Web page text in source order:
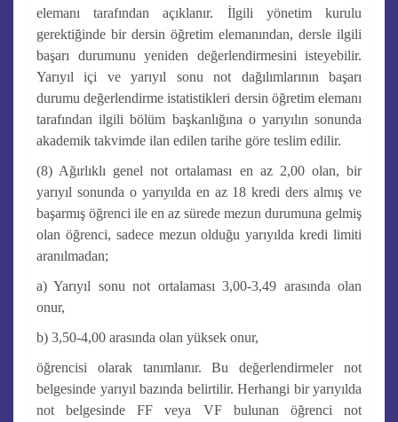
elemanı tarafından açıklanır. İlgili yönetim kurulu
gerektiğinde bir dersin öğretim elemanından, dersle ilgili
başarı durumunu yeniden değerlendirmesini isteyebilir.
Yarıyıl içi ve yarıyıl sonu not dağılımlarının başarı
durumu değerlendirme istatistikleri dersin öğretim elemanı
tarafından ilgili bölüm başkanlığına o yarıyılın sonunda
akademik takvimde ilan edilen tarihe göre teslim edilir.
(8) Ağırlıklı genel not ortalaması en az 2,00 olan, bir
yarıyıl sonunda o yarıyılda en az 18 kredi ders almış ve
başarmış öğrenci ile en az sürede mezun durumuna gelmiş
olan öğrenci, sadece mezun olduğu yarıyılda kredi limiti
aranılmadan;
a) Yarıyıl sonu not ortalaması 3,00-3,49 arasında olan
onur,
b) 3,50-4,00 arasında olan yüksek onur,
öğrencisi olarak tanımlanır. Bu değerlendirmeler not
belgesinde yarıyıl bazında belirtilir. Herhangi bir yarıyılda
not belgesinde FF veya VF bulunan öğrenci not